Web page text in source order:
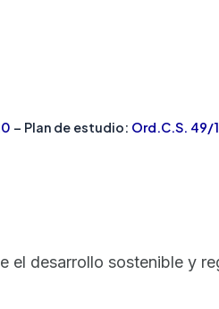
– Plan de estudio: Ord.C.S. 49/
el desarrollo sostenible y